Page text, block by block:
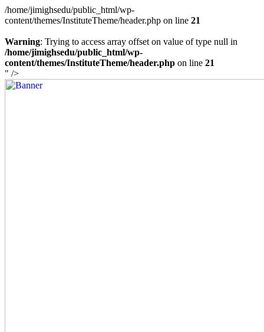
/home/jimighsedu/public_html/wp-
content/themes/InstituteTheme/header.php on line 21
Warning: Trying to access array offset on value of type null in
/home/jimighsedu/public_html/wp-
content/themes/InstituteTheme/header.php on line 21
" />